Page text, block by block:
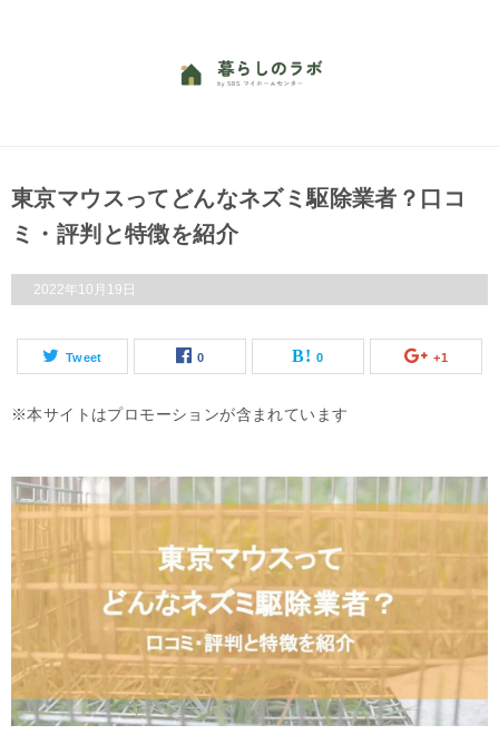
東京マウスってどんなネズミ駆除業者？口コ
ミ・評判と特徴を紹介
2022年10月19日
Tweet 0 0 +1
本サイトはプロモーションが含まれています